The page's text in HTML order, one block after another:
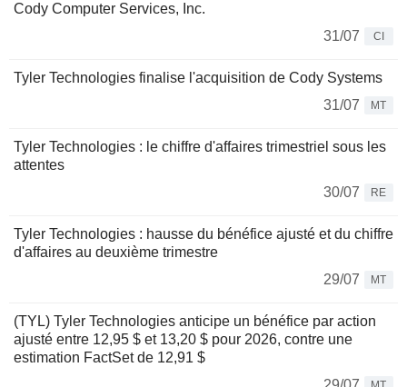
Cody Computer Services, Inc.
31/07
CI
Tyler Technologies finalise l'acquisition de Cody Systems
31/07
MT
Tyler Technologies : le chiffre d'affaires trimestriel sous les
attentes
30/07
RE
Tyler Technologies : hausse du bénéfice ajusté et du chiffre
d'affaires au deuxième trimestre
29/07
MT
(TYL) Tyler Technologies anticipe un bénéfice par action
ajusté entre 12,95 $ et 13,20 $ pour 2026, contre une
estimation FactSet de 12,91 $